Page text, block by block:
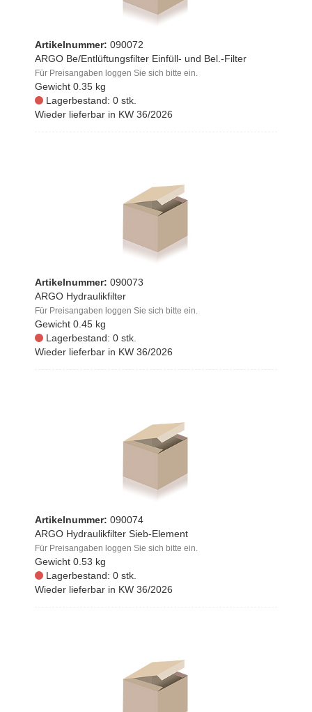
Artikelnummer: 090072
ARGO Be/Entlüftungsfilter Einfüll- und Bel.-Filter
Für Preisangaben loggen Sie sich bitte ein.
Gewicht 0.35 kg
Lagerbestand: 0 stk.
Wieder lieferbar in KW 36/2026
Artikelnummer: 090073
ARGO Hydraulikfilter
Für Preisangaben loggen Sie sich bitte ein.
Gewicht 0.45 kg
Lagerbestand: 0 stk.
Wieder lieferbar in KW 36/2026
Artikelnummer: 090074
ARGO Hydraulikfilter Sieb-Element
Für Preisangaben loggen Sie sich bitte ein.
Gewicht 0.53 kg
Lagerbestand: 0 stk.
Wieder lieferbar in KW 36/2026